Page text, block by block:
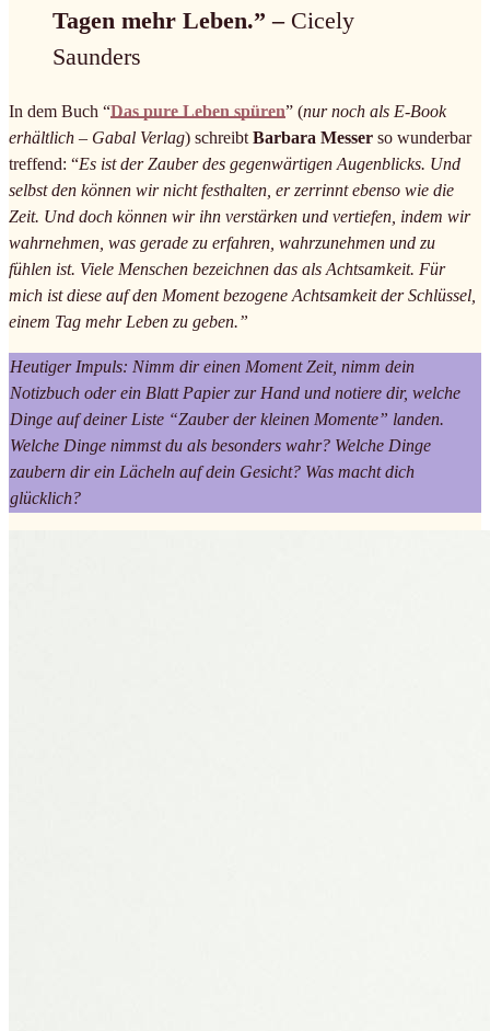
Tagen mehr Leben.” –Cicely
Saunders
In dem Buch “Das pure Leben spüren” (nur noch als E-Book
erhältlich – Gabal Verlag) schreibt Barbara Messer so wunderbar
treffend: “Es ist der Zauber des gegenwärtigen Augenblicks. Und
selbst den können wir nicht festhalten, er zerrinnt ebenso wie die
Zeit. Und doch können wir ihn verstärken und vertiefen, indem wir
wahrnehmen, was gerade zu erfahren, wahrzunehmen und zu
fühlen ist. Viele Menschen bezeichnen das als Achtsamkeit. Für
mich ist diese auf den Moment bezogene Achtsamkeit der Schlüssel,
einem Tag mehr Leben zu geben.”
Heutiger Impuls: Nimm dir einen Moment Zeit, nimm dein
Notizbuch oder ein Blatt Papier zur Hand und notiere dir, welche
Dinge auf deiner Liste “Zauber der kleinen Momente” landen.
Welche Dinge nimmst du als besonders wahr? Welche Dinge
zaubern dir ein Lächeln auf dein Gesicht? Was macht dich
glücklich?